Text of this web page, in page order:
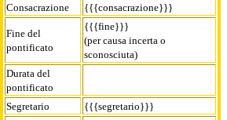
Consacrazione
{{{consacrazione}}}
Fine del
pontificato
{{{fine}}}
(per causa incerta o
sconosciuta)
Durata del
pontificato
Segretario
{{{segretario}}}